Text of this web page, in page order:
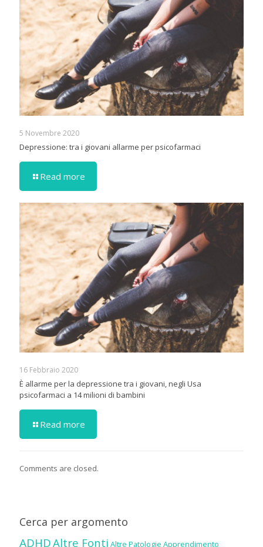
5 Novembre 2020
Depressione: tra i giovani allarme per psicofarmaci
Read more
16 Febbraio 2020
È allarme per la depressione tra i giovani, negli Usa
psicofarmaci a 14 milioni di bambini
Read more
Comments are closed.
Cerca per argomento
ADHDAltre Fonti Altre Patologie Apprendimento